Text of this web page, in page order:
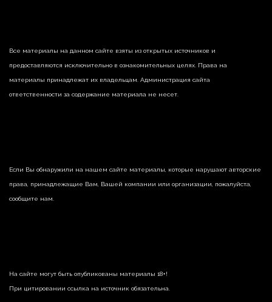
Все материалы на данном сайте взяты из открытых источников и
предоставляются исключительно в ознакомительных целях. Права на
материалы принадлежат их владельцам. Администрация сайта
ответственности за содержание материала не несет.
Если Вы обнаружили на нашем сайте материалы, которые нарушают авторские
права, принадлежащие Вам, Вашей компании или организации, пожалуйста,
сообщите нам.
На сайте могут быть опубликованы материалы 18+!
При цитировании ссылка на источник обязательна.